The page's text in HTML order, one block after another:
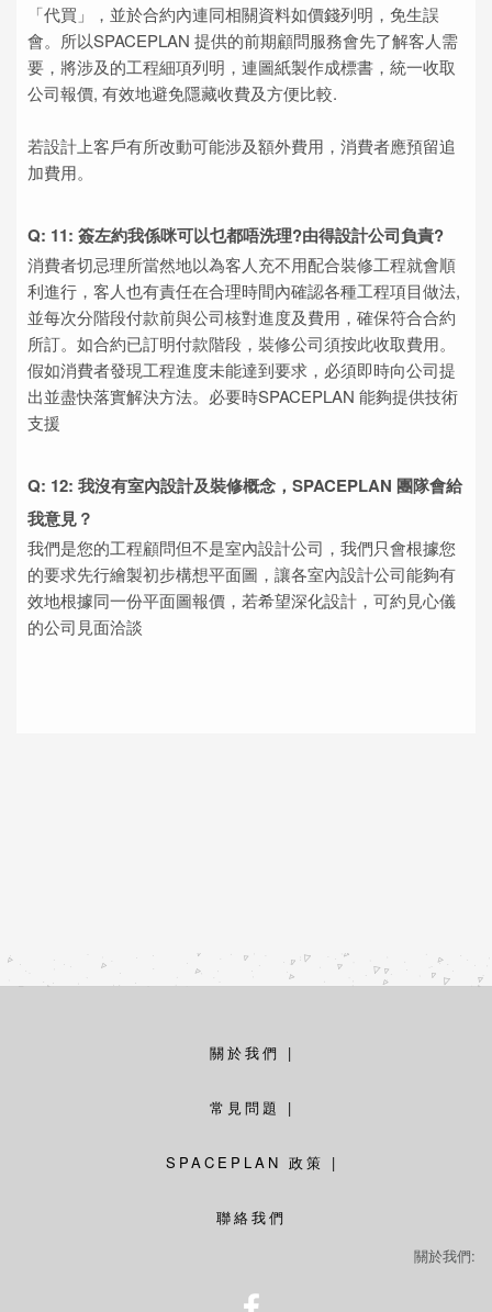
「代買」，並於合約內連同相關資料如價錢列明，免生誤
會。所以SPACEPLAN 提供的前期顧問服務會先了解客人需
要，將涉及的工程細項列明，連圖紙製作成標書，統一收取
公司報價, 有效地避免隱藏收費及方便比較.
若設計上客戶有所改動可能涉及額外費用，消費者應預留追
加費用。
Q: 11: 簽左約我係咪可以乜都唔洗理?由得設計公司負責?
消費者切忌理所當然地以為客人充不用配合裝修工程就會順
利進行，客人也有責任在合理時間內確認各種工程項目做法,
並每次分階段付款前與公司核對進度及費用，確保符合合約
所訂。如合約已訂明付款階段，裝修公司須按此收取費用。
假如消費者發現工程進度未能達到要求，必須即時向公司提
出並盡快落實解決方法。必要時SPACEPLAN 能夠提供技術
支援
Q: 12: 我沒有室內設計及裝修概念，SPACEPLAN 團隊會給
我意見？
我們是您的工程顧問但不是室內設計公司，我們只會根據您
的要求先行繪製初步構想平面圖，讓各室內設計公司能夠有
效地根據同一份平面圖報價，若希望深化設計，可約見心儀
的公司見面洽談
關於我們 |
常見問題 |
SPACEPLAN 政策 |
聯絡我們
關於我們: